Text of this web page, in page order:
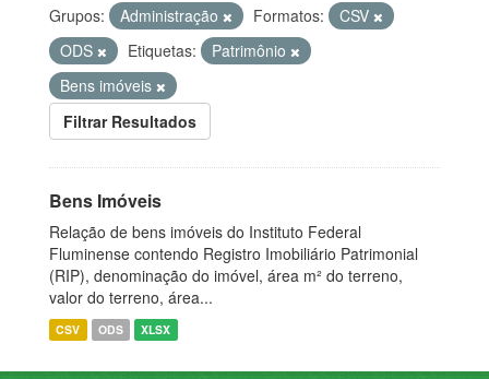
Grupos: Administração Formatos:
CSV
ODS
Etiquetas:
Patrimônio
Bens imóveis
Filtrar Resultados
Bens Imóveis
Relação de bens imóveis do Instituto Federal
Fluminense contendo Registro Imobiliário Patrimonial
(RIP), denominação do imóvel, área m² do terreno,
valor do terreno, área...
CSV ODS XLSX